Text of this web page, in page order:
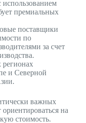
премиальных
поставщики
по
за счет
и Северной
важных
на
стоимость.